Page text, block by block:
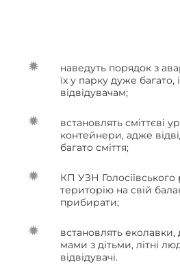
наведуть порядок з
їх у парку дуже
відвідувачам;
встановлять сміттєві
контейнери, адже
багато сміття;
КП УЗН
територію на свій
прибирати;
встановлять
мами з дітьми, літні
відвідувачі.